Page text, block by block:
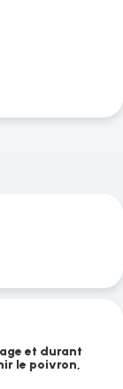
et durant
le poivron,